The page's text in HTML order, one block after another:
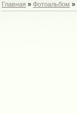
Главная » Фотоальбом »